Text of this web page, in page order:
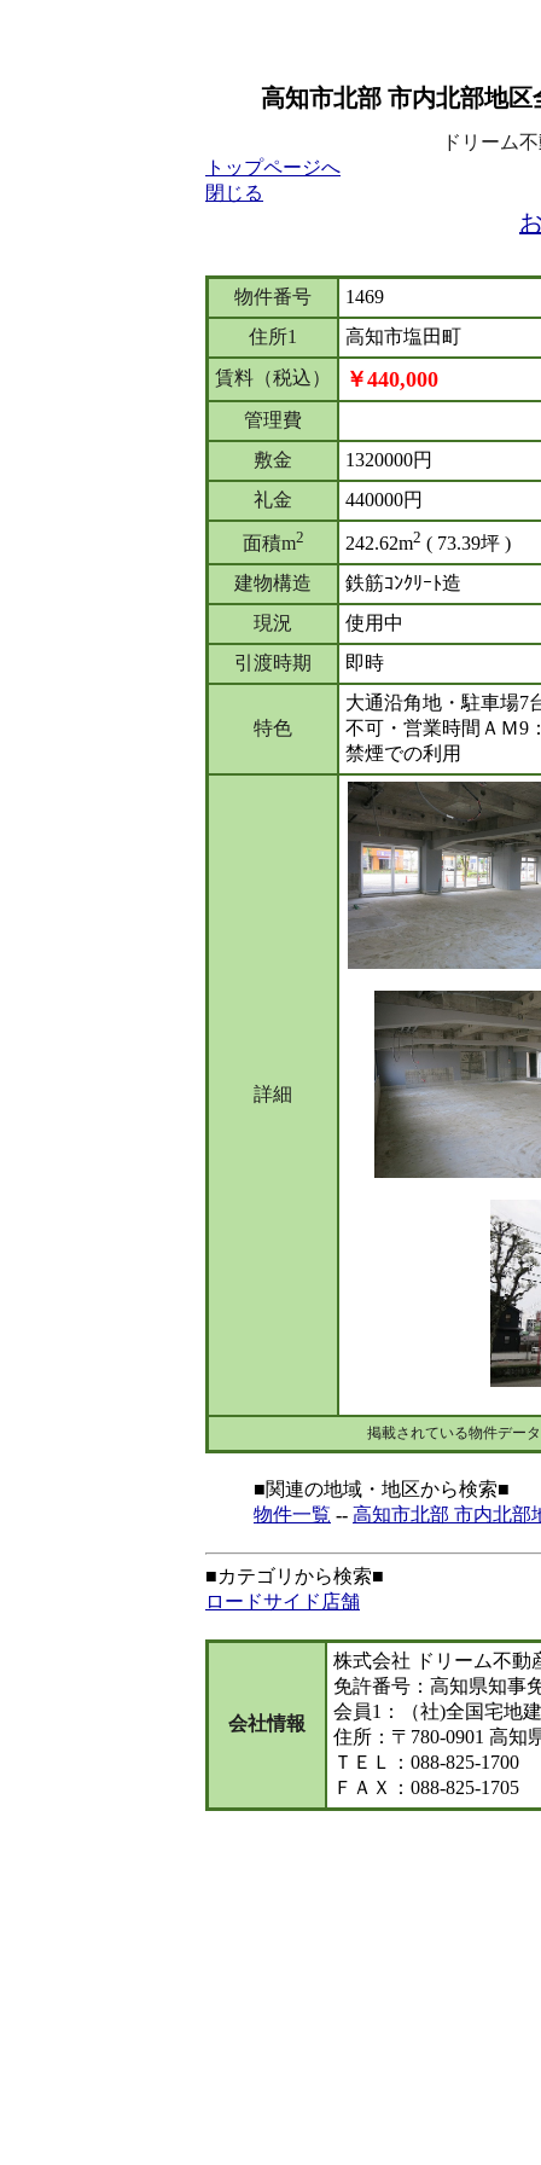
高知市北部 市内北部地
ドリーム
トップページへ
閉じる
物件番号
1469
住所1
高知市塩田町
賃料（税込）
￥440,000
管理費
敷金
1320000円
礼金
440000円
面積m2 242.62m2 ( 73.39坪 )
建物構造
鉄筋ｺﾝｸﾘｰﾄ造
現況
使用中
引渡時期
即時
特色
大通沿角地・駐車場7
不可・営業時間ＡＭ9
禁煙での利用
詳細
掲載されている物件デー
■関連の地域・地区から検索■
物件一覧 -- 高知市北部 市内北部
■カテゴリから検索■
ロードサイド店舗
会社情報
株式会社 ドリーム不動
免許番号：高知県知事
会員1：（社)全国宅地
住所：〒780-0901 高知
ＴＥＬ：088-825-1700
ＦＡＸ：088-825-1705